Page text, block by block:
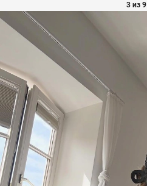
3 из 9